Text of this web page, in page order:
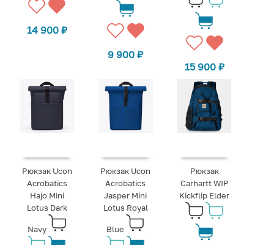
14 900 ₽
9 900₽
15 900 ₽
Рюкзак Ucon
Acrobatics
Hajo Mini
Lotus Dark
Navy
Рюкзак Ucon
Acrobatics
Jasper Mini
Lotus Royal
Blue
Рюкзак
Carhartt WIP
Kickflip Elder